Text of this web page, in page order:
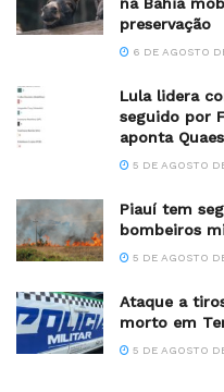
preservação
6 DE AGOSTO
Lula lidera
seguido por
aponta
5 DE AGOSTO
Piauí tem
bombeiros
5 DE AGOSTO
Ataque a
morto em
5 DE AGOSTO